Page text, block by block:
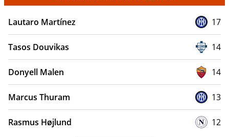
Lautaro Martínez 17
Tasos Douvikas 14
Donyell Malen 14
Marcus Thuram 13
Rasmus Højlund 12